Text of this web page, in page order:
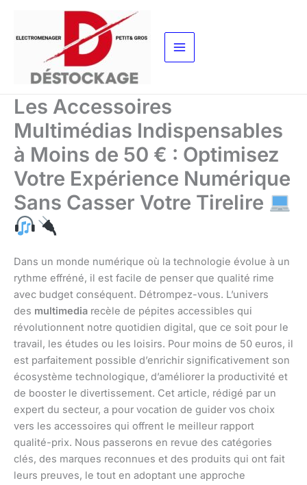
contenu
Les Accessoires
Multimédias Indispensables
à Moins de 50 € : Optimisez
Votre Expérience Numérique
Sans Casser Votre Tirelire
Dans un monde numérique où la technologie évolue à un
rythme effréné, il est facile de penser que qualité rime
avec budget conséquent. Détrompez-vous. L’univers
des multimedia recèle de pépites accessibles qui
révolutionnent notre quotidien digital, que ce soit pour le
travail, les études ou les loisirs. Pour moins de 50 euros, il
est parfaitement possible d’enrichir significativement son
écosystème technologique, d’améliorer la productivité et
de booster le divertissement. Cet article, rédigé par un
expert du secteur, a pour vocation de guider vos choix
vers les accessoires qui offrent le meilleur rapport
qualité-prix. Nous passerons en revue des catégories
clés, des marques reconnues et des produits qui ont fait
leurs preuves, le tout en adoptant une approche